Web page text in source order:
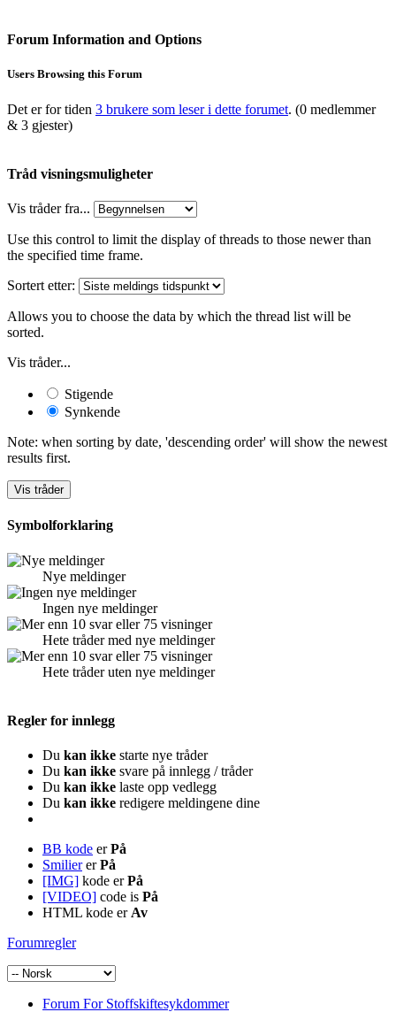
Forum Information and Options
Users Browsing this Forum
Det er for tiden 3 brukere som leser i dette forumet. (0 medlemmer
& 3 gjester)
Tråd visningsmuligheter
Vis tråder fra...
Use this control to limit the display of threads to those newer than
the specified time frame.
Sortert etter:
Allows you to choose the data by which the thread list will be
sorted.
Vis tråder...
Stigende
Synkende
Note: when sorting by date, 'descending order' will show the newest
results first.
Symbolforklaring
Nye meldinger
Ingen nye meldinger
Hete tråder med nye meldinger
Hete tråder uten nye meldinger
Regler for innlegg
Du kan ikke starte nye tråder
Du kan ikke svare på innlegg / tråder
Du kan ikke laste opp vedlegg
Du kan ikke redigere meldingene dine
BB kode erPå
SmiliererPå
[IMG] kode erPå
[VIDEO] code is På
HTML kode er Av
Forumregler
Forum For Stoffskiftesykdommer